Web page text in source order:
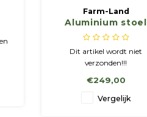
Farm-Land
Aluminium stoel
met verlengstuk
Dit artikel wordt niet
verzonden!!!
€249,00
Vergelijk